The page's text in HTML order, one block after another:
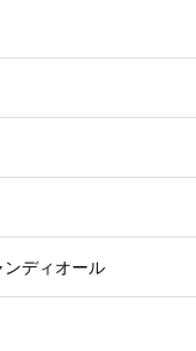
ンディオール